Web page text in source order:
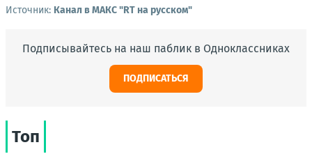
Источник: Канал в МАКС "RT на русском"
Подписывайтесь на наш паблик в Одноклассниках
ПОДПИСАТЬСЯ
Топ